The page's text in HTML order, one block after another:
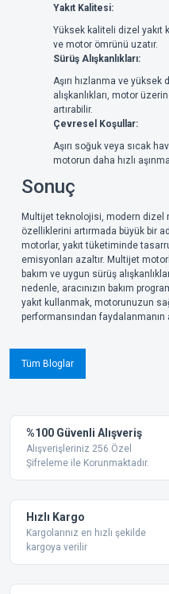
Yakıt Kalitesi:
Yüksek kaliteli dizel
ve motor ömrünü uzatır.
Sürüş Alışkanlıkları:
Aşırı hızlanma ve
alışkanlıkları, motor
artırabilir.
Çevresel Koşullar:
Aşırı soğuk veya sıcak
motorun daha hızlı
Sonuç
Multijet teknolojisi, modern dizel
özelliklerini artırmada büyük bir
motorlar, yakıt tüketiminde
emisyonları azaltır. Multijet
bakım ve uygun sürüş
nedenle, aracınızın bakım
yakıt kullanmak, motorunuzun
performansından faydalanmanın
Tüm Bloglar
%100 Güvenli Alışveriş
Alışverişleriniz 256 Özel
Şifreleme ile Korunmaktadır.
Hızlı Kargo
Kargolarınız en hızlı şekilde
kargoya verilir